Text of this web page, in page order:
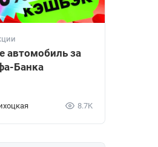
автомобиль за
Банка
8.7K